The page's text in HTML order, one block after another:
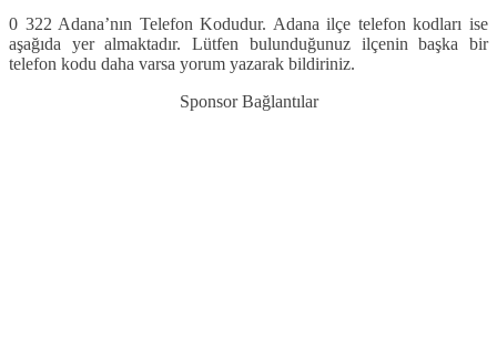
0 322 Adana’nın Telefon Kodudur. Adana ilçe telefon kodları ise
aşağıda yer almaktadır. Lütfen bulunduğunuz ilçenin başka bir
telefon kodu daha varsa yorum yazarak bildiriniz.
Sponsor Bağlantılar